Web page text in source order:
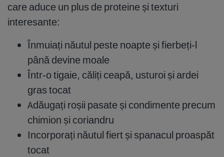
care aduce un plus de proteine și texturi
interesante:
Înmuiați năutul peste noapte și fierbeți-l
până devine moale
Într-o tigaie, căliți ceapă, usturoi și ardei
gras tocat
Adăugați roșii pasate și condimente precum
chimion și coriandru
Incorporați năutul fiert și spanacul proaspăt
tocat